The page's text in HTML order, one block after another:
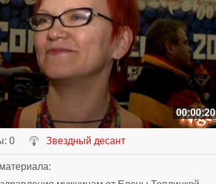
00:00:20
: 0 Звездный десант
: